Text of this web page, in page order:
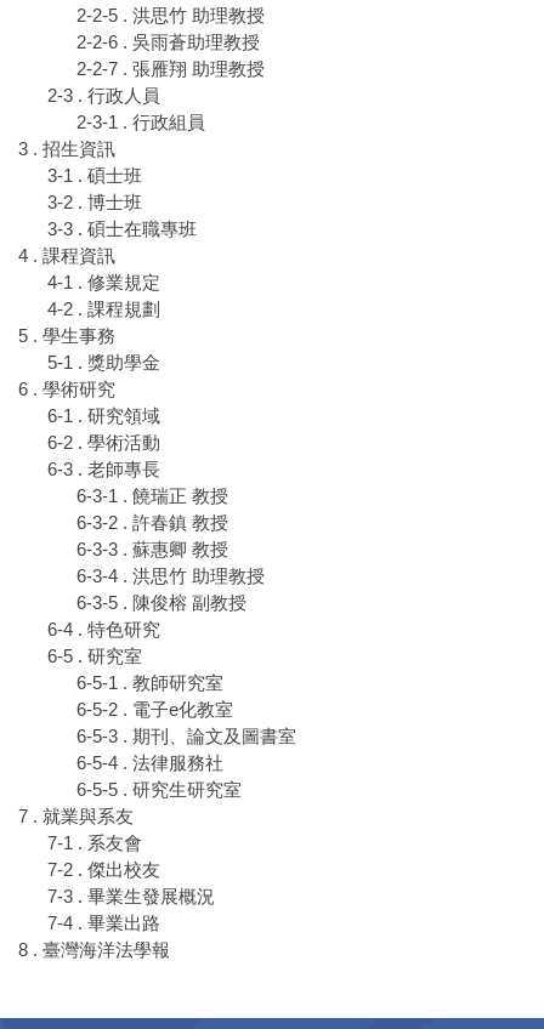
2-2-5 . 洪思竹 助理教授
2-2-6 . 吳雨蒼助理教授
2-2-7 . 張雁翔 助理教授
2-3 . 行政人員
2-3-1 . 行政組員
3 . 招生資訊
3-1 . 碩士班
3-2 . 博士班
3-3 . 碩士在職專班
4 . 課程資訊
4-1 . 修業規定
4-2 . 課程規劃
5 . 學生事務
5-1 . 獎助學金
6 . 學術研究
6-1 . 研究領域
6-2 . 學術活動
6-3 . 老師專長
6-3-1 . 饒瑞正 教授
6-3-2 . 許春鎮 教授
6-3-3 . 蘇惠卿 教授
6-3-4 . 洪思竹 助理教授
6-3-5 . 陳俊榕 副教授
6-4 . 特色研究
6-5 . 研究室
6-5-1 . 教師研究室
6-5-2 . 電子e化教室
6-5-3 . 期刊、論文及圖書室
6-5-4 . 法律服務社
6-5-5 . 研究生研究室
7 . 就業與系友
7-1 . 系友會
7-2 . 傑出校友
7-3 . 畢業生發展概況
7-4 . 畢業出路
8 . 臺灣海洋法學報